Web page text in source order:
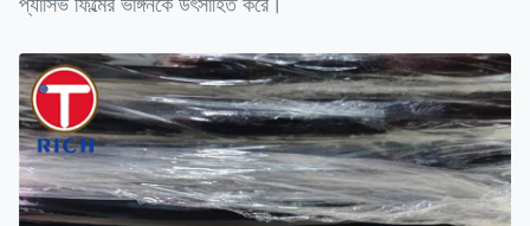
প্যাসিভ ফিল্মের ভাঙ্গনকে উৎসাহিত করে।